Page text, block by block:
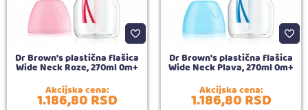
Dr Brown's plastična flašica
Wide Neck Roze, 270ml 0m+
Akcijska cena:
1.186,80RSD
Dr Brown's plastična flašica
Wide Neck Plava, 270ml 0m+
Akcijska cena:
1.186,80RSD